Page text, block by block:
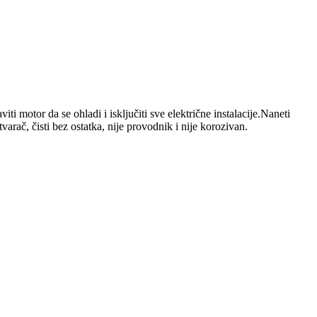
motor da se ohladi i isključiti sve električne instalacije.Naneti
čisti bez ostatka, nije provodnik i nije korozivan.